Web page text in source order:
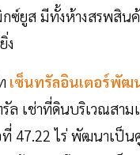
ซ์ยูส มีทั้งห้างสรพสินค้
ง
เซ็นทรัลอินเตอร์พัฒ
ล เช่าที่ดินบริเวณสาม
47.22 ไร่ พัฒนาเป็น